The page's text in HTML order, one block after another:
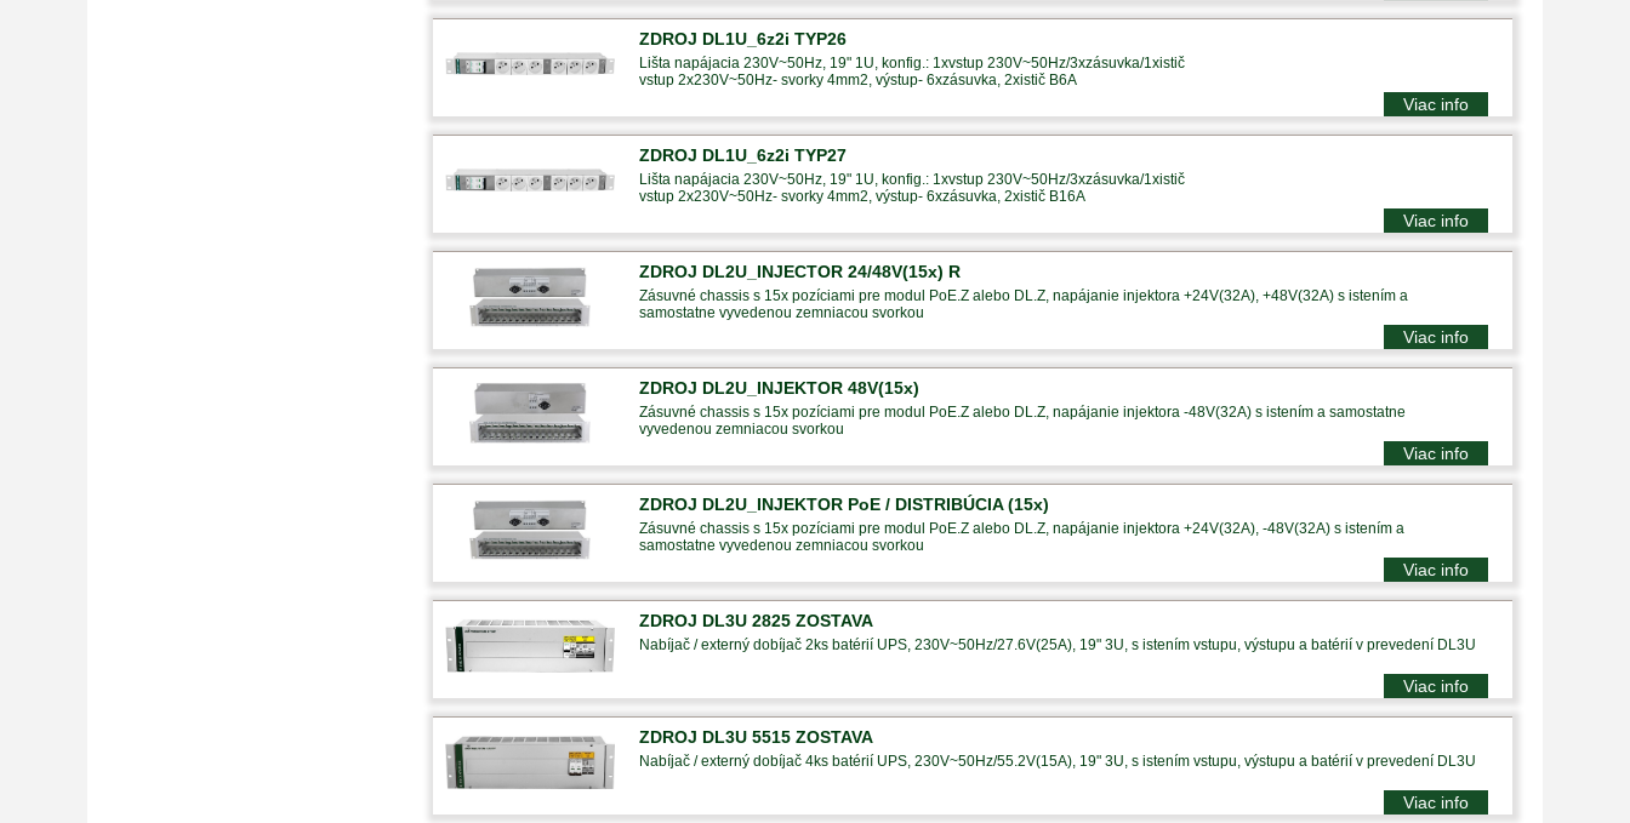
ZDROJ DL1U_6z2i TYP26
Lišta napájacia 230V~50Hz, 19" 1U, konfig.: 1xvstup 230V~50Hz/3xzásuvka/1xistič
vstup 2x230V~50Hz- svorky 4mm2, výstup- 6xzásuvka, 2xistič B6A
Viac info
ZDROJ DL1U_6z2i TYP27
Lišta napájacia 230V~50Hz, 19" 1U, konfig.: 1xvstup 230V~50Hz/3xzásuvka/1xistič
vstup 2x230V~50Hz- svorky 4mm2, výstup- 6xzásuvka, 2xistič B16A
Viac info
ZDROJ DL2U_INJECTOR 24/48V(15x) R
Zásuvné chassis s 15x pozíciami pre modul PoE.Z alebo DL.Z, napájanie injektora +24V(32A), +48V(32A) s istením a
samostatne vyvedenou zemniacou svorkou
Viac info
ZDROJ DL2U_INJEKTOR 48V(15x)
Zásuvné chassis s 15x pozíciami pre modul PoE.Z alebo DL.Z, napájanie injektora -48V(32A) s istením a samostatne
vyvedenou zemniacou svorkou
Viac info
ZDROJ DL2U_INJEKTOR PoE / DISTRIBÚCIA (15x)
Zásuvné chassis s 15x pozíciami pre modul PoE.Z alebo DL.Z, napájanie injektora +24V(32A), -48V(32A) s istením a
samostatne vyvedenou zemniacou svorkou
Viac info
ZDROJ DL3U 2825 ZOSTAVA
Nabíjač / externý dobíjač 2ks batérií UPS, 230V~50Hz/27.6V(25A), 19" 3U, s istením vstupu, výstupu a batérií v prevedení DL3U
Viac info
ZDROJ DL3U 5515 ZOSTAVA
Nabíjač / externý dobíjač 4ks batérií UPS, 230V~50Hz/55.2V(15A), 19" 3U, s istením vstupu, výstupu a batérií v prevedení DL3U
Viac info